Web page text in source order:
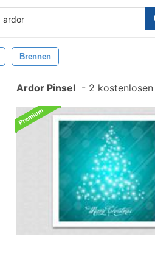
Brennen
Ardor Pinsel - 2